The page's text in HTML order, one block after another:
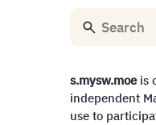
s.mysw.moeis
independent
use to